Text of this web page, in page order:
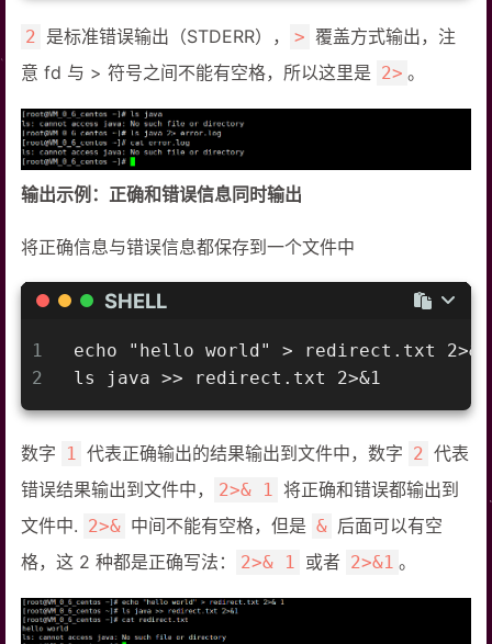
2 是标准错误输出（STDERR）， > 覆盖方式输出，注
意 fd 与 > 符号之间不能有空格，所以这里是 2> 。
输出示例：正确和错误信息同时输出
将正确信息与错误信息都保存到一个文件中
SHELL
1
2
echo "hello world" > redirect.txt 2>&
ls java >> redirect.txt 2>&1
数字 1 代表正确输出的结果输出到文件中，数字 2 代表
错误结果输出到文件中，
2>& 1 将正确和错误都输出到
文件中. 2>& 中间不能有空格，但是 & 后面可以有空
格，这 2 种都是正确写法：
2>& 1 或者 2>&1 。